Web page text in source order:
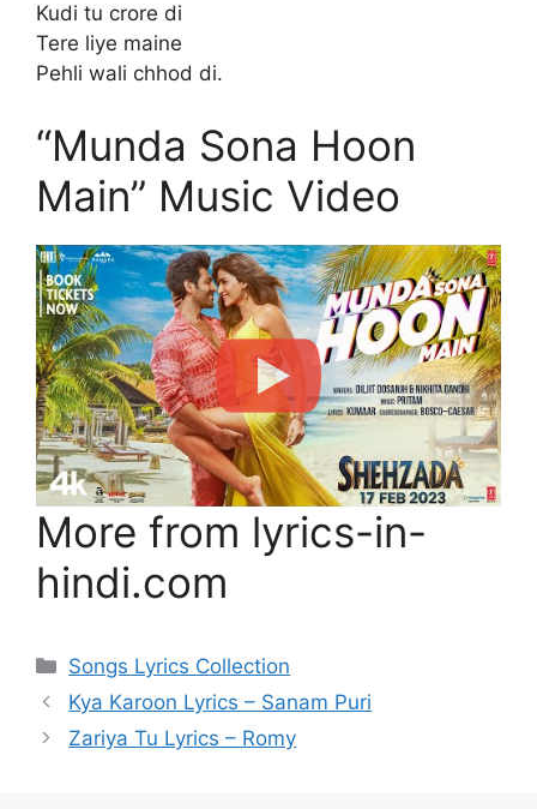
Kudi tu crore di
Tere liye maine
Pehli wali chhod di.
“Munda Sona Hoon
Main” Music Video
More from lyrics-in-
hindi.com
Categories
Songs Lyrics Collection
Kya Karoon Lyrics – Sanam Puri
Zariya Tu Lyrics – Romy